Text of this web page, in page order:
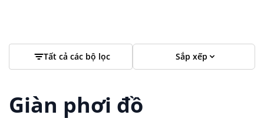
Tất cả các bộ lọc Sắp xếp
Giàn phơi đồ